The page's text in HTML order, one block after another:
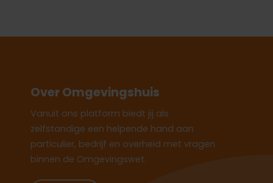
Over Omgevingshuis
Vanuit ons platform biedt jij als
zelfstandige een helpende hand aan
particulier, bedrijf en overheid met vragen
binnen de Omgevingswet.